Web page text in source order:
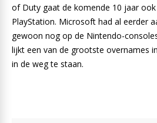
of Duty gaat de komende 10 jaar
PlayStation. Microsoft had al eerder
gewoon nog op de Nintendo-
lijkt een van de grootste overnames
in de weg te staan.